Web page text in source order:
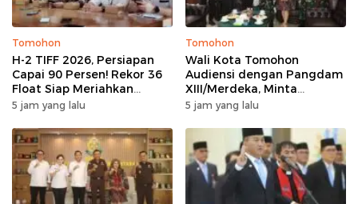
Tomohon
H-2 TIFF 2026, Persiapan
Capai 90 Persen! Rekor 36
Float Siap Meriahkan
Parade Bunga, Kursi VIP
5 jam yang lalu
Tomohon
Wali Kota Tomohon
Audiensi dengan Pangdam
XIII/Merdeka, Minta
Dukungan Keamanan
5 jam yang lalu